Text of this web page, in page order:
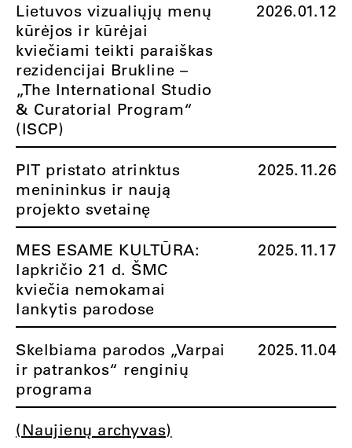
Lietuvos vizualiųjų menų
kūrėjos ir kūrėjai
kviečiami teikti paraiškas
rezidencijai Brukline –
„The International Studio
& Curatorial Program“
(ISCP)
2026.01.12
PIT pristato atrinktus
menininkus ir naują
projekto svetainę
2025.11.26
MES ESAME KULTŪRA:
lapkričio 21 d. ŠMC
kviečia nemokamai
lankytis parodose
2025.11.17
Skelbiama parodos „Varpai
ir patrankos“ renginių
programa
2025.11.04
(Naujienų archyvas)